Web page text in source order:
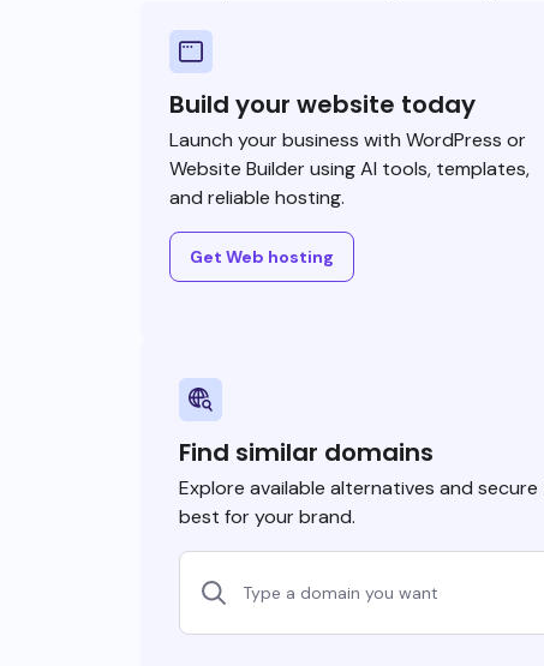
Build your website today
Launch your business with WordPress or
Website Builder using AI tools, templates,
and reliable hosting.
Get Web hosting
Find similar domains
Explore available alternatives and
best for your brand.